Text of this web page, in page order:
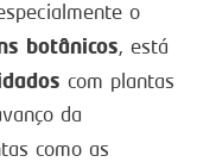
o
botânicos, está
com plantas
da
como as